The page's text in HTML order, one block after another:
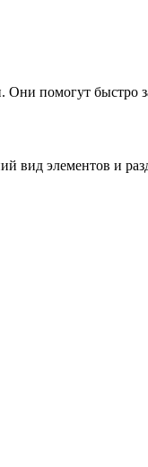
помогут
элементов и